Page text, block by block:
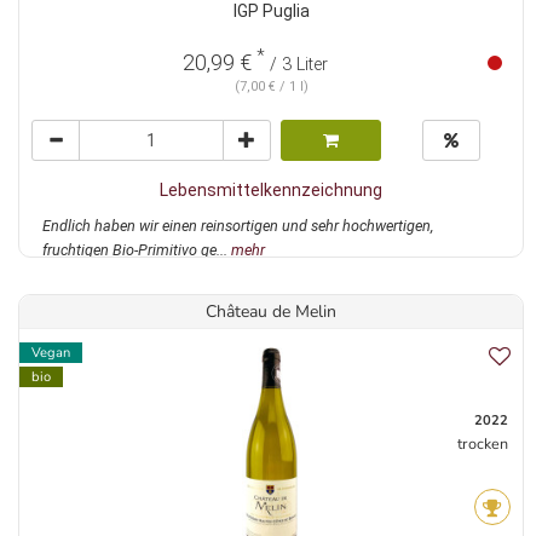
IGP Puglia
20,99 € * / 3 Liter
(7,00 € / 1 l)
Lebensmittelkennzeichnung
Endlich haben wir einen reinsortigen und sehr hochwertigen,
fruchtigen Bio-Primitivo ge... mehr
Château de Melin
Vegan
bio
2022
trocken